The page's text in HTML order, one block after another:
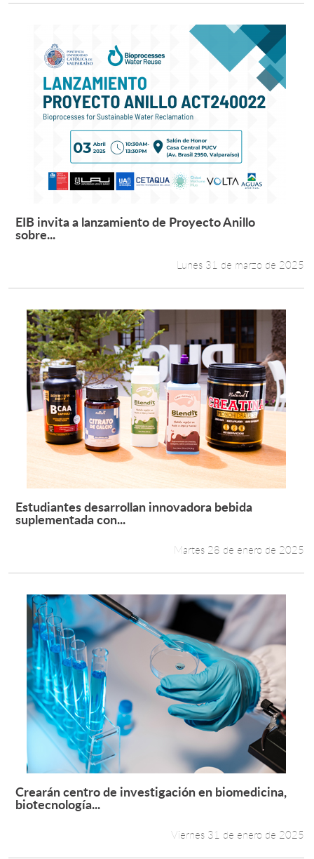
Leer más +
EIB invita a lanzamiento de Proyecto Anillo
sobre...
Lunes 31 de marzo de 2025
Leer más +
Estudiantes desarrollan innovadora bebida
suplementada con...
Martes 28 de enero de 2025
Leer más +
Crearán centro de investigación en biomedicina,
biotecnología...
Viernes 31 de enero de 2025